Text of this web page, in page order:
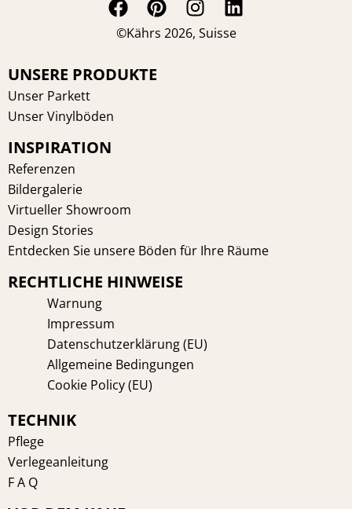
F
a
e
P
i
t
I
n
L
i
©Kährs 2026, Suisse
UNSERE PRODUKTE
Unser Parkett
Unser Vinylböden
INSPIRATION
Referenzen
Bildergalerie
Virtueller Showroom
Design Stories
Entdecken Sie unsere Böden für Ihre Räume
RECHTLICHE HINWEISE
Warnung
Impressum
Datenschutzerklärung (EU)
Allgemeine Bedingungen
Cookie Policy (EU)
TECHNIK
Pflege
Verlegeanleitung
F A Q